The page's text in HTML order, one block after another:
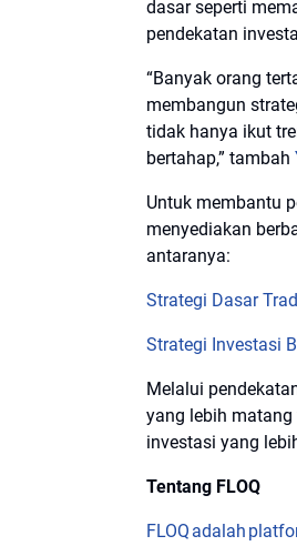
dasar seperti
pendekatan
“Banyak orang
membangun
tidak hanya ikut
bertahap,” tambah
Untuk membantu
menyediakan
antaranya:
Strategi Dasar
Strategi Investasi
Melalui
yang lebih matang
investasi yang
Tentang FLOQ
FLOQ adalah